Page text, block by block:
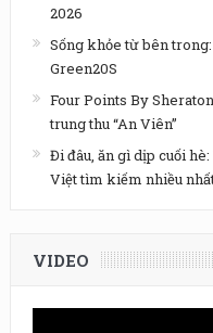
2026
Sống khỏe từ bên
Green20S
Four Points By
trung thu “An Viên”
Đi đâu, ăn gì dịp cuối
Việt tìm kiếm nhiều
VIDEO